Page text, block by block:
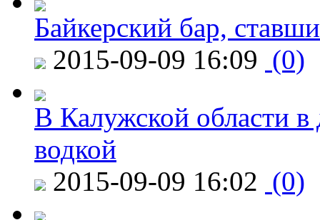
Байкерский бар,
2015-09-09 16:09 (0)
В Калужской области в
водкой
2015-09-09 16:02 (0)